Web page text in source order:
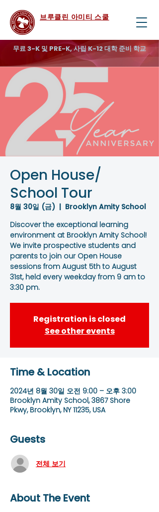
브루클린 아미티 스쿨
무료 3-K 및 PRE-K, 사립 K-12 대학 준비 학교
Open House/
School Tour
8월 30일 (금)
  |
Brooklyn Amity School
Discover the exceptional learning
environment at Brooklyn Amity School!
We invite prospective students and
parents to join our Open House
sessions from August 5th to August
31st, held every weekday from 9 am to
3:30 pm.
Registration is closed
See other events
Time & Location
2024년 8월 30일 오전 9:00 – 오후 3:00
Brooklyn Amity School, 3867 Shore
Pkwy, Brooklyn, NY 11235, USA
Guests
전체 보기
About The Event